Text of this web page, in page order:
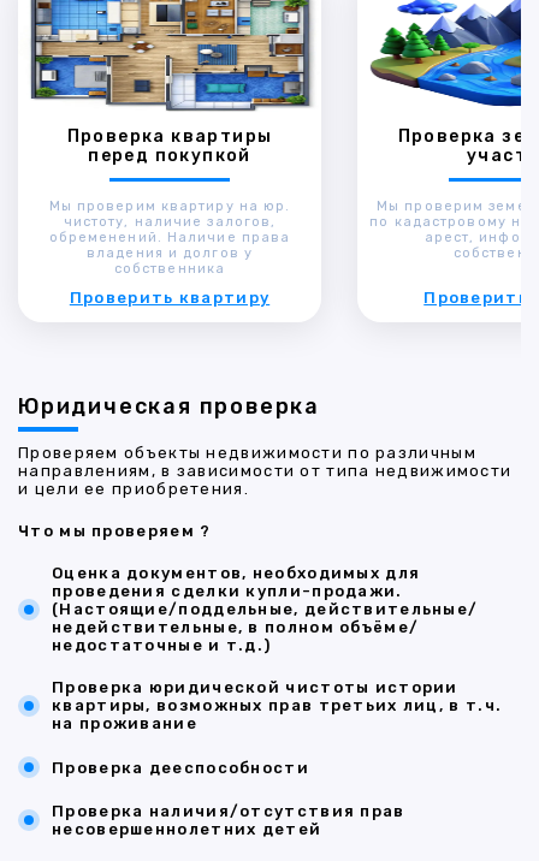
Проверка квартиры
перед покупкой
Мы проверим квартиру на юр.
чистоту, наличие залогов,
обременений. Наличие права
владения и долгов у
собственника
Проверить квартиру
Проверка
Мы проверим
по кадастровому
арест,
Проверить
Юридическая проверка
Проверяем объекты недвижимости по различным
направлениям, в зависимости от типа недвижимости
и цели ее приобретения.
Что мы проверяем ?
Оценка документов, необходимых для
проведения сделки купли-продажи.
(Настоящие/поддельные, действительные/
недействительные, в полном объёме/
недостаточные и т.д.)
Проверка юридической чистоты истории
квартиры, возможных прав третьих лиц, в т.ч.
на проживание
Проверка дееспособности
Проверка наличия/отсутствия прав
несовершеннолетних детей